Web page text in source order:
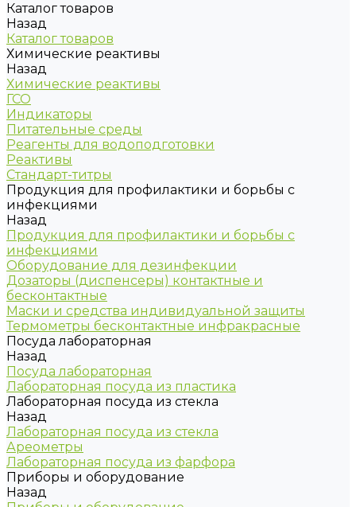
Каталог товаров
Назад
Каталог товаров
Химические реактивы
Назад
Химические реактивы
ГСО
Индикаторы
Питательные среды
Реагенты для водоподготовки
Реактивы
Стандарт-титры
Продукция для профилактики и борьбы с
инфекциями
Назад
Продукция для профилактики и борьбы с
инфекциями
Оборудование для дезинфекции
Дозаторы (диспенсеры) контактные и
бесконтактные
Маски и средства индивидуальной защиты
Термометры бесконтактные инфракрасные
Посуда лабораторная
Назад
Посуда лабораторная
Лабораторная посуда из пластика
Лабораторная посуда из стекла
Назад
Лабораторная посуда из стекла
Ареометры
Лабораторная посуда из фарфора
Приборы и оборудование
Назад